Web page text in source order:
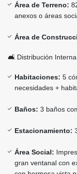
Área de Terreno:
anexos o áreas
Área de
🛋️ Distribución Interna
Habitaciones: 5
necesidades +
Baños: 3 baños
Estacionamiento:
Área Social:
gran ventanal con